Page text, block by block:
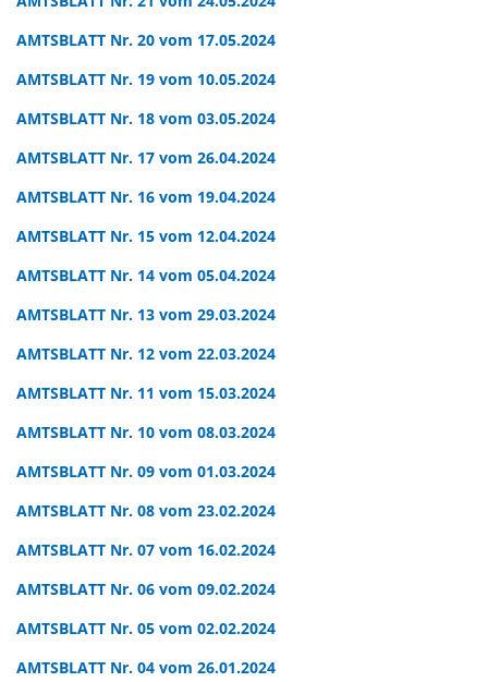
AMTSBLATT Nr. 20 vom 17.05.2024
AMTSBLATT Nr. 19 vom 10.05.2024
AMTSBLATT Nr. 18 vom 03.05.2024
AMTSBLATT Nr. 17 vom 26.04.2024
AMTSBLATT Nr. 16 vom 19.04.2024
AMTSBLATT Nr. 15 vom 12.04.2024
AMTSBLATT Nr. 14 vom 05.04.2024
AMTSBLATT Nr. 13 vom 29.03.2024
AMTSBLATT Nr. 12 vom 22.03.2024
AMTSBLATT Nr. 11 vom 15.03.2024
AMTSBLATT Nr. 10 vom 08.03.2024
AMTSBLATT Nr. 09 vom 01.03.2024
AMTSBLATT Nr. 08 vom 23.02.2024
AMTSBLATT Nr. 07 vom 16.02.2024
AMTSBLATT Nr. 06 vom 09.02.2024
AMTSBLATT Nr. 05 vom 02.02.2024
AMTSBLATT Nr. 04 vom 26.01.2024